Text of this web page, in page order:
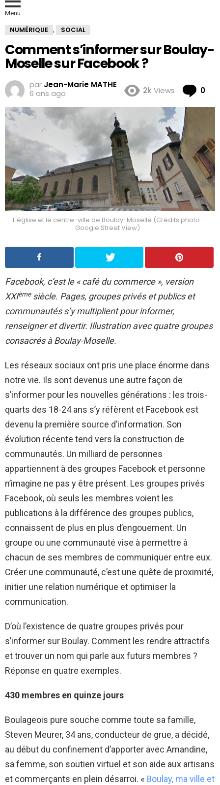
Menu
NUMÉRIQUE , SOCIAL
Comment s’informer sur Boulay-
Moselle sur Facebook ?
par Jean-Marie MATHE
6 ans ago
2kViews 0
L'église et le centre-ville de Boulay-Moselle (Crédits photo :
Google Street View)
Facebook, c’est le « café du commerce », version
XXIèmesiècle. Pages, groupes privés et publics et
communautés s’y multiplient pour informer,
renseigner et divertir. Illustration avec quatre groupes
consacrés à Boulay-Moselle.
Les réseaux sociaux ont pris une place énorme dans
notre vie. Ils sont devenus une autre façon de
s’informer pour les nouvelles générations : les trois-
quarts des 18-24 ans s’y réfèrent et Facebook est
devenu la première source d’information. Son
évolution récente tend vers la construction de
communautés. Un milliard de personnes
appartiennent à des groupes Facebook et personne
n’imagine ne pas y être présent. Les groupes privés
Facebook, où seuls les membres voient les
publications à la différence des groupes publics,
connaissent de plus en plus d’engouement. Un
groupe ou une communauté vise à permettre à
chacun de ses membres de communiquer entre eux.
Créer une communauté, c’est une quête de proximité,
initier une relation numérique et optimiser la
communication.
D’où l’existence de quatre groupes privés pour
s’informer sur Boulay. Comment les rendre attractifs
et trouver un nom qui parle aux futurs membres ?
Réponse en quatre exemples.
430 membres en quinze jours
Boulageois pure souche comme toute sa famille,
Steven Meurer, 34 ans, conducteur de grue, a décidé,
au début du confinement d’apporter avec Amandine,
sa femme, son soutien virtuel et son aide aux artisans
et commerçants en plein désarroi. « Boulay, ma ville et